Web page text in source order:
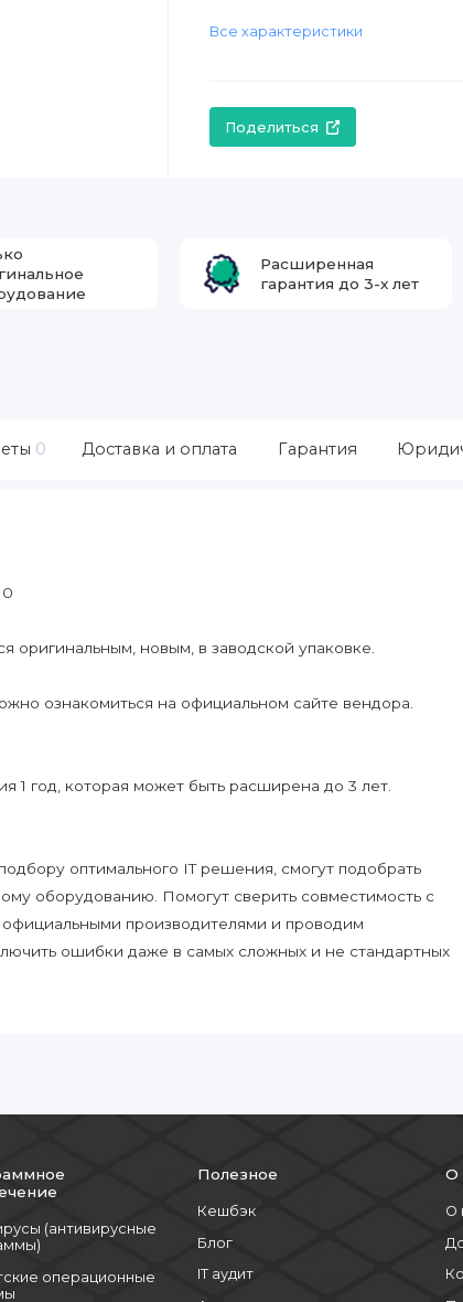
Все характеристики
Поделиться
Расширенная
гарантия до 3-х лет
0 Доставка и оплата Гарантия
оригинальным, новым, в заводской упаковке.
ознакомиться на официальном сайте вендора.
1 год, которая может быть расширена до 3 лет.
оптимального IT решения, смогут подобрать
оборудованию. Помогут сверить совместимость с
производителями и проводим
ошибки даже в самых сложных и не стандартных
(антивирусные
операционные
Полезное
Кешбэк
Блог
IT аудит
О
О